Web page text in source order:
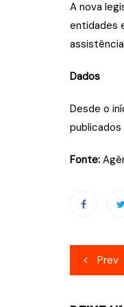
A nova
entidades
Dados
Desde o
publicados
Fonte:
de
Prev